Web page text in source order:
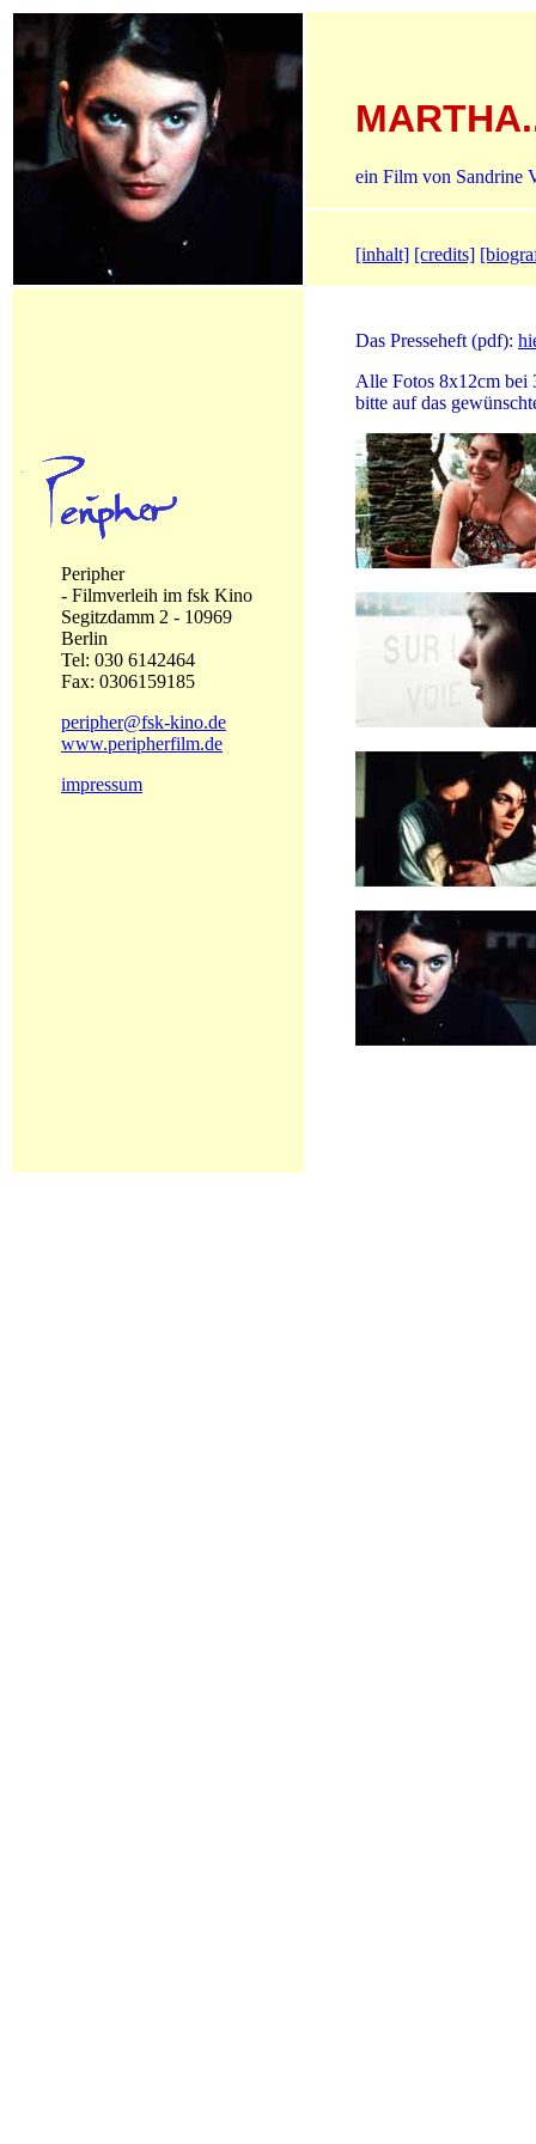
ein Film von Sandrine
[inhalt] [credits]
Peripher
- Filmverleih im fsk Kino
Segitzdamm 2 - 10969
Berlin
Tel: 030 6142464
Fax: 0306159185
peripher@fsk-kino.de
www.peripherfilm.de
impressum
Das Presseheft (pdf):
Alle Fotos 8x12cm bei
bitte auf das